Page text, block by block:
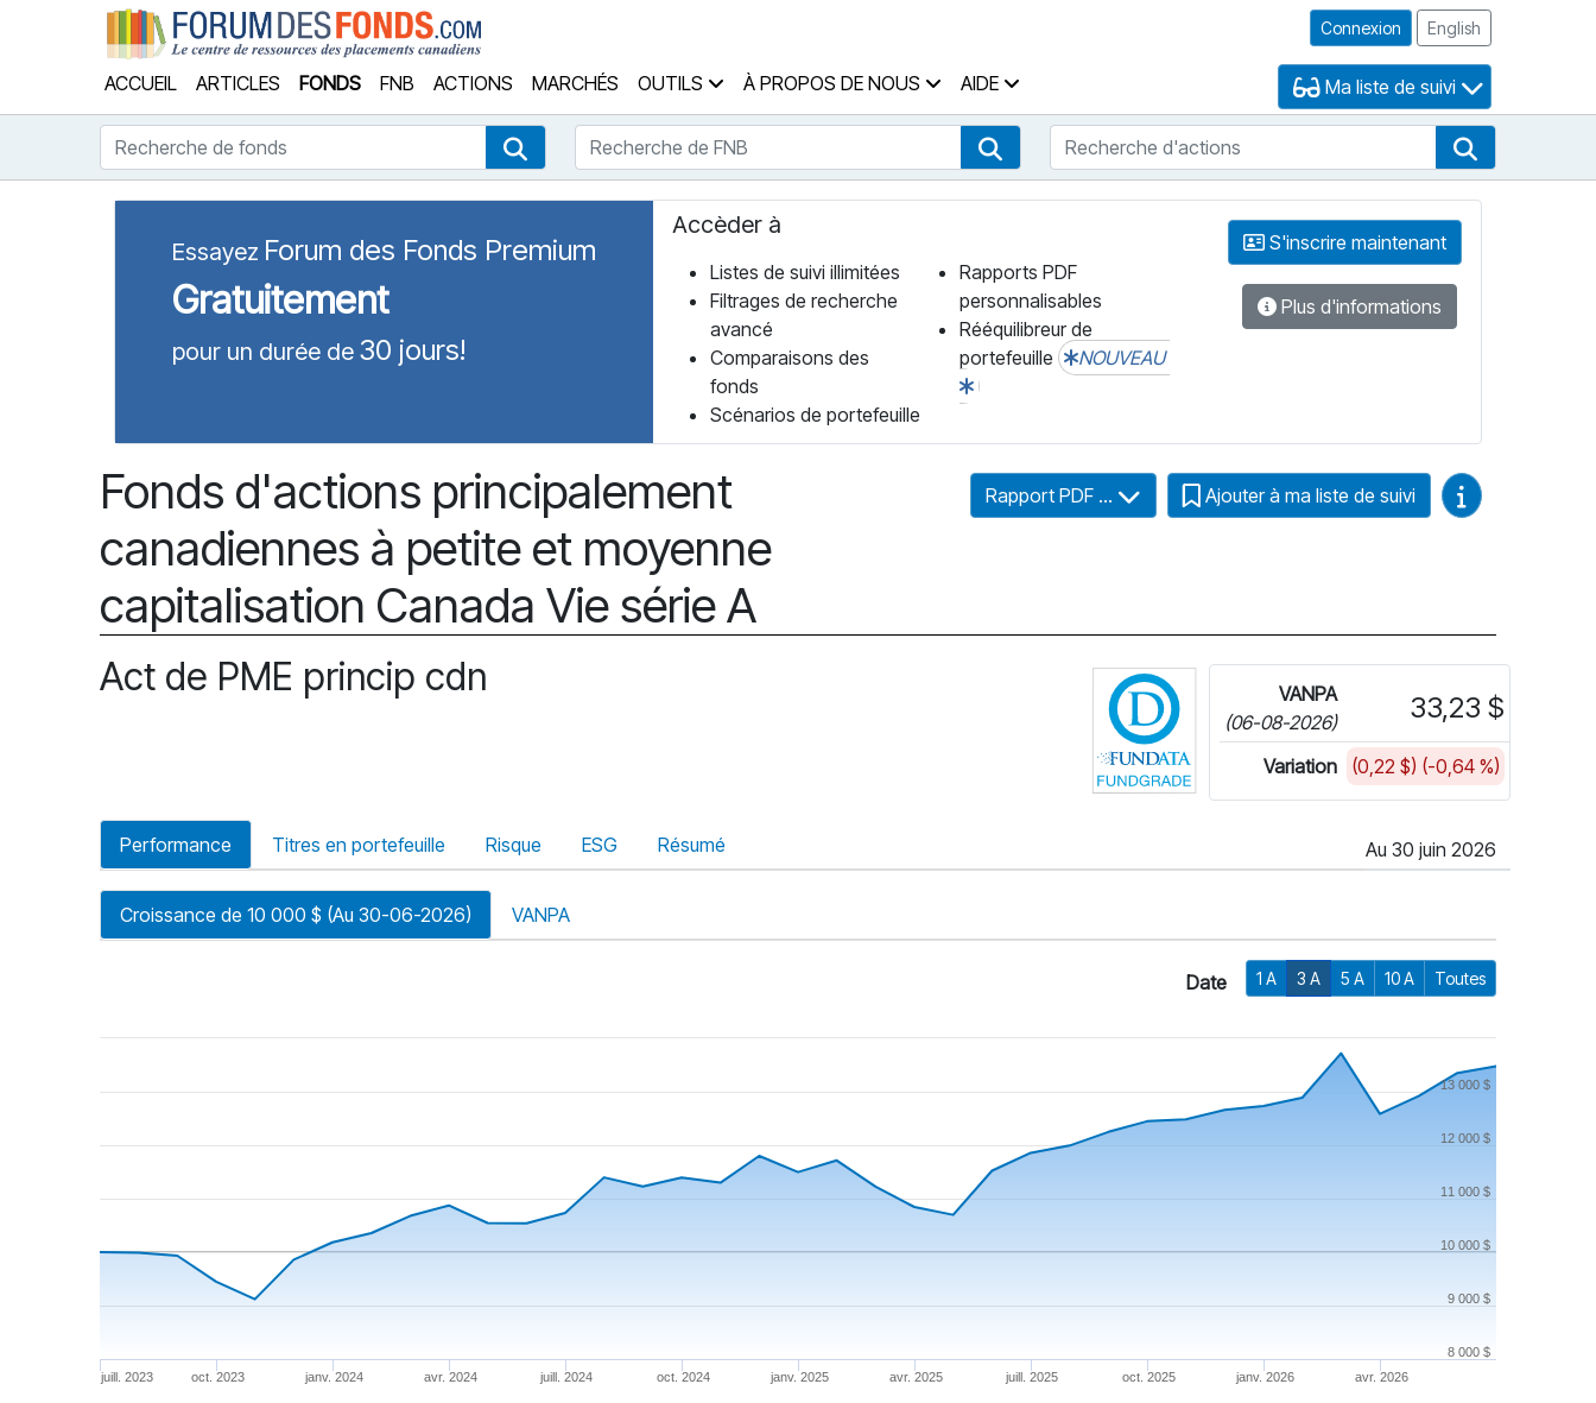
Connexion English
ACCUEIL ARTICLES FONDS FNB ACTIONS MARCHÉS OUTILS À PROPOS DE NOUS AIDE Ma liste de suivi
Recherche de fonds Recherche de fonds
Recherche de FNB Recherche de FNB
Recherche d'actions
Essayez Forum des Fonds Premium
Gratuitement
pour un durée de 30 jours!
Accèder à
Listes de suivi illimitées
Filtrages de recherche
avancé
Comparaisons des
fonds
Scénarios de portefeuille
Rapports PDF
personnalisables
Rééquilibreur de
portefeuille
NOUVEAU
S'inscrire maintenant
Plus d'informations
Fonds d'actions principalement
canadiennes à petite et moyenne
capitalisation Canada Vie série A
Rapport PDF ... Ajouter à ma liste de suivi Guides vidéo
Act de PME princip cdn
Cliquez pour plus d'informations sur
VANPA
(06-08-2026)
33,23 $
Variation (0,22 $) (-0,64 %)
Performance Titres en portefeuille Risque ESG Résumé Au 30 juin 2026
Croissance de 10 000 $ (Au 30-06-2026) VANPA
Date 1 A 3 A 5 A 10 A Toutes
janv. 2024 janv. 2026
juill. 2023 oct. 2023 avr. 2024 juill. 2024 oct. 2024 janv. 2025 avr. 2025 juill. 2025 oct. 2025 avr. 2026
10 000 $
8 000 $
9 000 $
11 000 $
12 000 $
13 000 $